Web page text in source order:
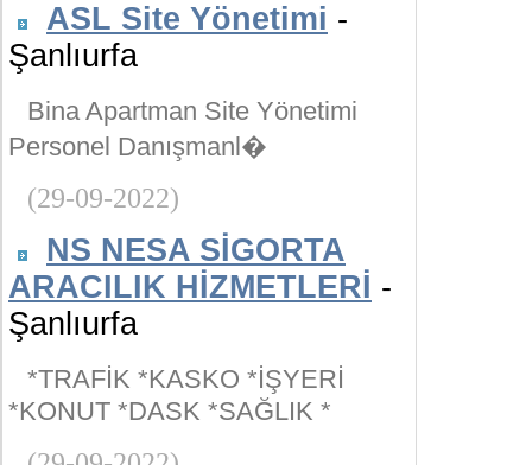
ASL Site Yönetimi -
Şanlıurfa
Bina Apartman Site Yönetimi
Personel Danışmanl�
(29-09-2022)
NS NESA SİGORTA
ARACILIK HİZMETLERİ -
Şanlıurfa
*TRAFİK *KASKO *İŞYERİ
*KONUT *DASK *SAĞLIK *